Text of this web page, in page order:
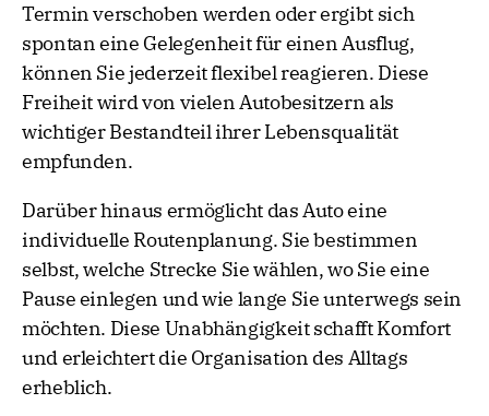
Termin verschoben werden oder ergibt sich
spontan eine Gelegenheit für einen Ausflug,
können Sie jederzeit flexibel reagieren. Diese
Freiheit wird von vielen Autobesitzern als
wichtiger Bestandteil ihrer Lebensqualität
empfunden.
Darüber hinaus ermöglicht das Auto eine
individuelle Routenplanung. Sie bestimmen
selbst, welche Strecke Sie wählen, wo Sie eine
Pause einlegen und wie lange Sie unterwegs sein
möchten. Diese Unabhängigkeit schafft Komfort
und erleichtert die Organisation des Alltags
erheblich.